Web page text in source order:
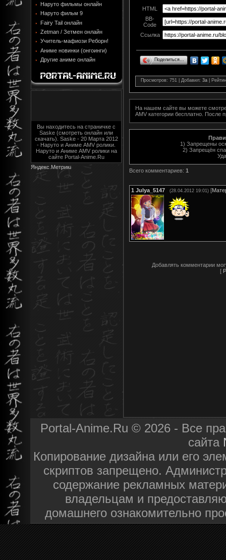
Наруто фильмы онлайн
Наруто фильм 9
Fairy Tail онлайн
Zetman / Зетмен онлайн
Учитель-мафиози Реборн!
Аниме новинки (онгоинги)
Другие аниме онлайн
Вы находитесь на страничке с
Saske (смотреть онлайн или
скачать). Saske - 20 Марта 2012
- Наруто и Аниме AMV ролики.
Наруто и Аниме AMV ролики на
сайте Portal-Anime.Ru
HTML
BB-
Code
Ссылка
Поделиться…
Просмотров: 751 | Добавил: 3a
На нашем сайте вы можете
AMV категории бесплатно. После
1) Запрещены
2) Запрещён
Всего комментариев: 1
1 Julya_5147 (28.04.2012 19:01) [
Добавлять комментарии
[
Portal-Anime.Ru © 2026 - Все
сайта
Копирование дизайна или его
скриптов запрещено.
содержание рекламных
владельцам и
домашнего ознакомительно